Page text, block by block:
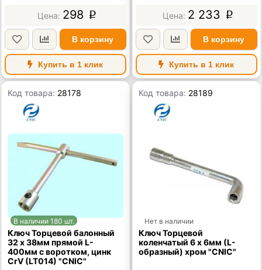
298 p
В корзину
Купить в 1 клик
2 233 p
В корзину
Купить в 1 клик
Код товара: 28178
В наличии 180 шт.
Ключ Торцевой балонный
32 х 38мм прямой L-
400мм с воротком, цинк
CrV (LT014) "CNIC"
Код товара: 28189
Нет в наличии
Ключ Торцевой
коленчатый 6 х 6мм (L-
образный) хром "CNIC"